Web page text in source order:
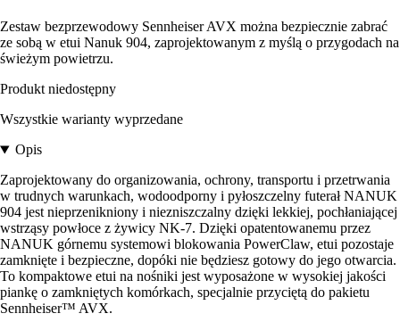
Zestaw bezprzewodowy Sennheiser AVX można bezpiecznie zabrać
ze sobą w etui Nanuk 904, zaprojektowanym z myślą o przygodach na
świeżym powietrzu.
Produkt niedostępny
Wszystkie warianty wyprzedane
Opis
Zaprojektowany do organizowania, ochrony, transportu i przetrwania
w trudnych warunkach, wodoodporny i pyłoszczelny futerał NANUK
904 jest nieprzenikniony i niezniszczalny dzięki lekkiej, pochłaniającej
wstrząsy powłoce z żywicy NK-7. Dzięki opatentowanemu przez
NANUK górnemu systemowi blokowania PowerClaw, etui pozostaje
zamknięte i bezpieczne, dopóki nie będziesz gotowy do jego otwarcia.
To kompaktowe etui na nośniki jest wyposażone w wysokiej jakości
piankę o zamkniętych komórkach, specjalnie przyciętą do pakietu
Sennheiser™ AVX.